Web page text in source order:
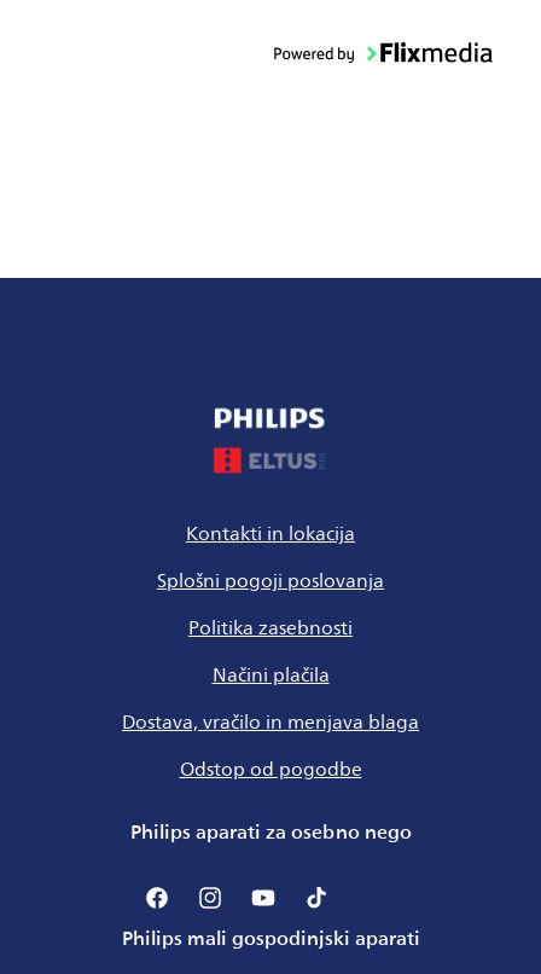
Kontakti in lokacija
Splošni pogoji poslovanja
Politika zasebnosti
Načini plačila
Dostava, vračilo in menjava blaga
Odstop od pogodbe
Philips aparati za osebno nego
FacebookInstagramYouTubeTikTok
Philips mali gospodinjski aparati